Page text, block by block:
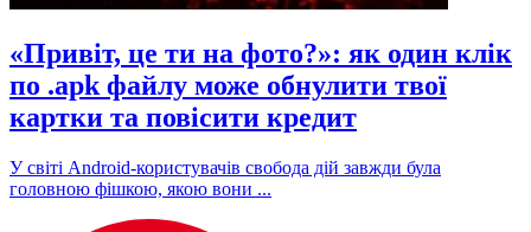
«Привіт, це ти на фото?»: як один клік
по .apk файлу може обнулити твої
картки та повісити кредит
У світі Android-користувачів свобода дій завжди була
головною фішкою, якою вони ...